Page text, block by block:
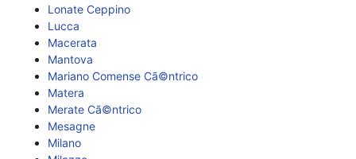
Lonate Ceppino
Lucca
Macerata
Mantova
Mariano Comense Cã©ntrico
Matera
Merate Cã©ntrico
Mesagne
Milano